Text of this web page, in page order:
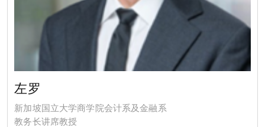
左罗
新加坡国立大学商学院会计系及金融系
教务长讲席教授